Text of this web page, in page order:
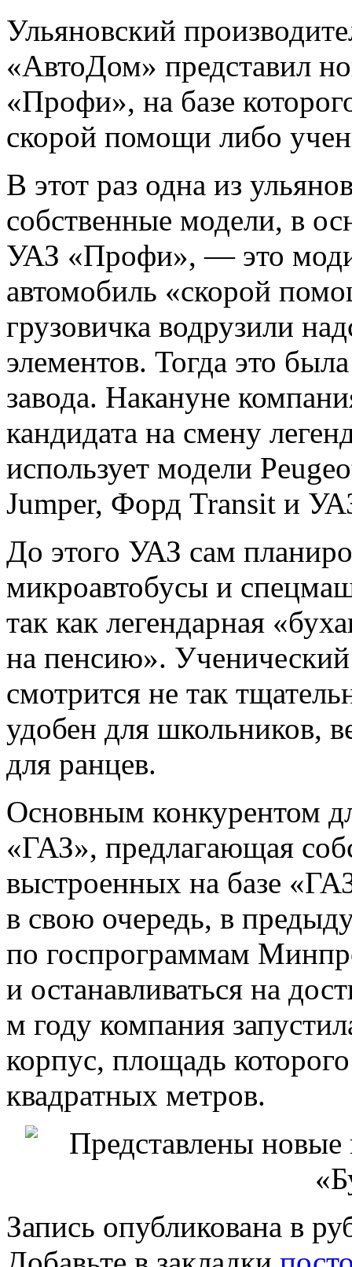
Ульяновский
«АвтоДом» представил
«Профи», на базе
скорой помощи либо
В этот раз одна из
собственные модели, в
УАЗ «Профи», — это
автомобиль «скорой
грузовичка водрузили
элементов. Тогда это
завода. Накануне
кандидата на смену
использует модели
Jumper, Форд Transit и
До этого УАЗ сам
микроавтобусы и
так как легендарная
на пенсию». Ученический
смотрится не так
удобен для школьников,
для ранцев.
Основным конкурентом
«ГАЗ», предлагающая
выстроенных на базе
в свою очередь, в
по госпрограммам
и останавливаться на
м году компания
корпус, площадь
квадратных метров.
Запись опубликована в